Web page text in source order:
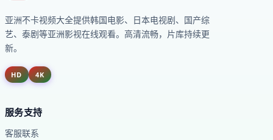
亚洲不卡视频大全提供韩国电影、日本电视剧、国产综
艺、泰剧等亚洲影视在线观看。高清流畅，片库持续更
新。
HD 4K
服务支持
客服联系